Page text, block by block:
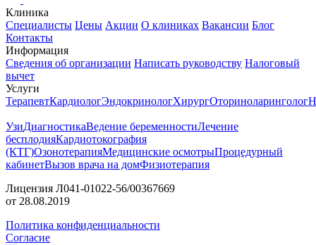
Клиника
Специалисты Цены Акции О клиниках Вакансии Блог
Контакты
Информация
Сведения об организации Написать руководству Налоговый
вычет
Услуги
ТерапевтКардиологЭндокринологХирургОториноларинголог
УзиДиагностикаВедение беременностиЛечение
бесплодияКардиотокография
(КТГ)ОзонотерапияМедицинские осмотрыПроцедурный
кабинетВызов врача на домФизиотерапия
Лицензия Л041-01022-56/00367669
от 28.08.2019
Политика конфиденциальности
Согласие